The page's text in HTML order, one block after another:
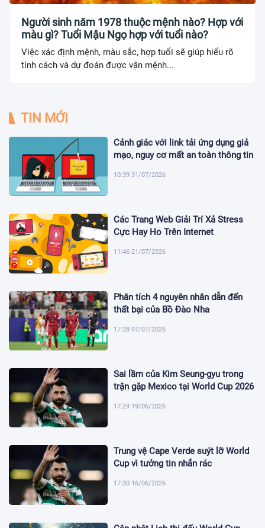
Người sinh năm 1978 thuộc mệnh nào? Hợp với
màu gì? Tuổi Mậu Ngọ hợp với tuổi nào?
Việc xác định mệnh, màu sắc, hợp tuổi sẽ giúp hiểu rõ
tính cách và dự đoán được vận mệnh...
TIN MỚI
Cảnh giác với link tải ứng dụng giả
mạo, nguy cơ mất an toàn thông tin
10:39 31/07/2026
Các Trang Web Giải Trí Xả Stress
Cực Hay Ho Trên Internet
11:46 21/07/2026
Phân tích 4 nguyên nhân dẫn đến
thất bại của Bồ Đào Nha
17:28 07/07/2026
Sai lầm của Kim Seung-gyu trong
trận gặp Mexico tại World Cup 2026
17:29 19/06/2026
Trung vệ Cape Verde suýt lỡ World
Cup vì tưởng tin nhắn rác
17:30 16/06/2026